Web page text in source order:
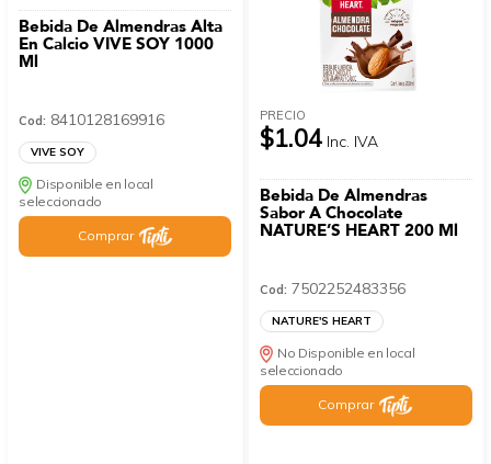
Bebida De Almendras Alta
En Calcio VIVE SOY 1000
Ml
Cod: 8410128169916
VIVE SOY
Disponible en local
seleccionado
Comprar
PRECIO
$1.04 Inc. IVA
Bebida De Almendras
Sabor A Chocolate
NATURE’S HEART 200 Ml
Cod: 7502252483356
NATURE'S HEART
No Disponible en local
seleccionado
Comprar